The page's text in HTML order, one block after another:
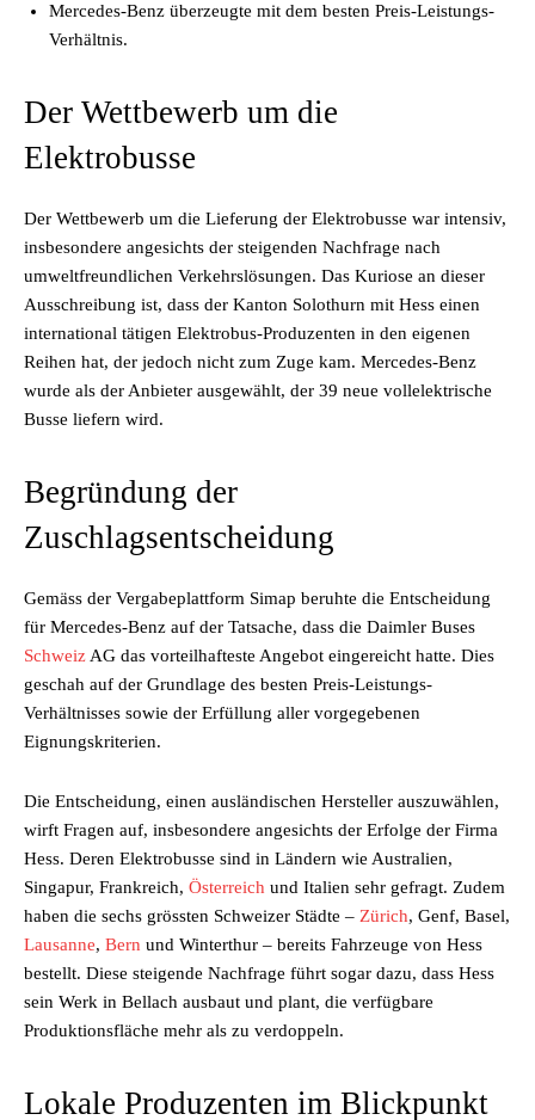
Mercedes-Benz überzeugte mit dem besten Preis-Leistungs-
Verhältnis.
Der Wettbewerb um die
Elektrobusse
Der Wettbewerb um die Lieferung der Elektrobusse war intensiv,
insbesondere angesichts der steigenden Nachfrage nach
umweltfreundlichen Verkehrslösungen. Das Kuriose an dieser
Ausschreibung ist, dass der Kanton Solothurn mit Hess einen
international tätigen Elektrobus-Produzenten in den eigenen
Reihen hat, der jedoch nicht zum Zuge kam. Mercedes-Benz
wurde als der Anbieter ausgewählt, der 39 neue vollelektrische
Busse liefern wird.
Begründung der
Zuschlagsentscheidung
Gemäss der Vergabeplattform Simap beruhte die Entscheidung
für Mercedes-Benz auf der Tatsache, dass die Daimler Buses
Schweiz AG das vorteilhafteste Angebot eingereicht hatte. Dies
geschah auf der Grundlage des besten Preis-Leistungs-
Verhältnisses sowie der Erfüllung aller vorgegebenen
Eignungskriterien.
Die Entscheidung, einen ausländischen Hersteller auszuwählen,
wirft Fragen auf, insbesondere angesichts der Erfolge der Firma
Hess. Deren Elektrobusse sind in Ländern wie Australien,
Singapur, Frankreich, Österreich und Italien sehr gefragt. Zudem
haben die sechs grössten Schweizer Städte – Zürich, Genf, Basel,
Lausanne, Bern und Winterthur – bereits Fahrzeuge von Hess
bestellt. Diese steigende Nachfrage führt sogar dazu, dass Hess
sein Werk in Bellach ausbaut und plant, die verfügbare
Produktionsfläche mehr als zu verdoppeln.
Lokale Produzenten im Blickpunkt